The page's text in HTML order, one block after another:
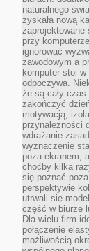
naturalnego
zyskała nową
zaprojektowane
przy
ignorować
zawodowym a
komputer stoi
odpoczywa.
że są cały czas
zakończyć
motywacją,
przynależności
wdrażanie
wyznaczenie
poza ekranem,
choćby kilka
się poznać
perspektywie
utrwali się
część w biurze
Dla wielu firm
połączenie
możliwością